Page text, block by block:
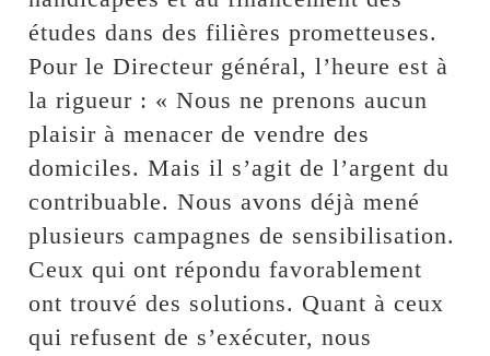
études dans des filières prometteuses.
Pour le Directeur général, l’heure est à
la rigueur : « Nous ne prenons aucun
plaisir à menacer de vendre des
domiciles. Mais il s’agit de l’argent du
contribuable. Nous avons déjà mené
plusieurs campagnes de sensibilisation.
Ceux qui ont répondu favorablement
ont trouvé des solutions. Quant à ceux
qui refusent de s’exécuter, nous